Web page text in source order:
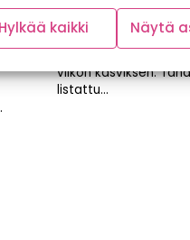
Hylkää kaikki Näytä
Viikon kasvikset
Viikon kasvikset 2013
viikon kasviksen.
listattu...